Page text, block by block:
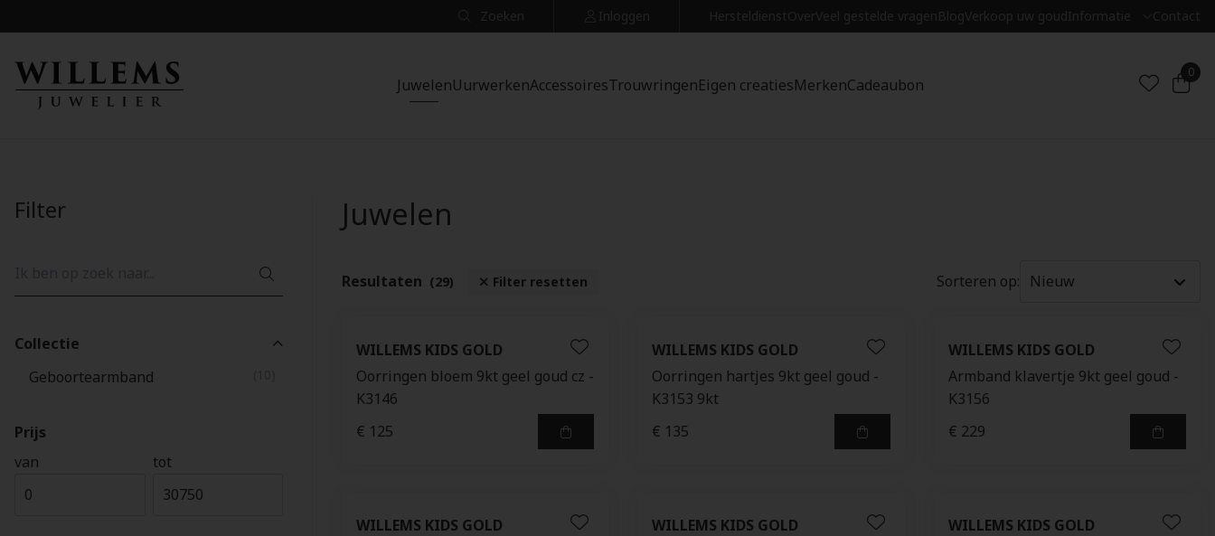
Zoeken Inloggen HersteldienstOverVeel gestelde vragenBlogVerkoop uw goudInformatie Contact
JuwelenUurwerkenAccessoiresTrouwringenEigen creatiesMerkenCadeaubon
0
Filter
Collectie
Geboortearmband
Prijs
van
tot
Juwelen
Resultaten (29) Filter resetten Sorteren op:
WILLEMS KIDS GOLD
Oorringen bloem 9kt geel goud cz -
K3146
€ 125
WILLEMS KIDS GOLD
Oorringen hartjes 9kt geel goud -
K3153 9kt
€ 135
WILLEMS KIDS GOLD
Armband klavertje 9kt geel goud -
K3156
€ 229
WILLEMS KIDS GOLD
WILLEMS KIDS GOLD
WILLEMS KIDS GOLD